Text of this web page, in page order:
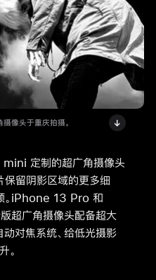
像头于重庆拍摄。
定制的超广角摄像头
保留阴影区域的更多细
。iPhone 13 Pro 和
广角摄像头配备超大
对焦系统、给低光摄影
。